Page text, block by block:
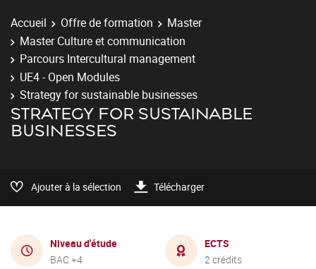
Accueil Offre de formation
Master
Master Culture et communication
Parcours Intercultural management
UE4 - Open Modules
Strategy for sustainable businesses
STRATEGY FOR SUSTAINABLE
BUSINESSES
Ajouter à la sélection Télécharger
Niveau d'étude
BAC +4
ECTS
2 crédits